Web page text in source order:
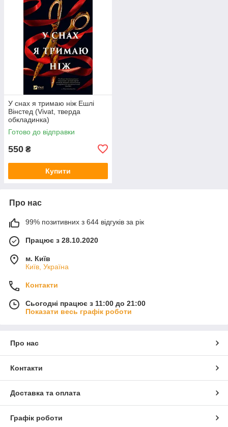
У снах я тримаю ніж Ешлі
Вінстед (Vivat, тверда
обкладинка)
Готово до відправки
550 ₴
Купити
Про нас
99% позитивних з 644 відгуків за рік
Працює з 28.10.2020
м. Київ
Київ, Україна
Контакти
Сьогодні працює з 11:00 до 21:00
Показати весь графік роботи
Про нас
Контакти
Доставка та оплата
Графік роботи